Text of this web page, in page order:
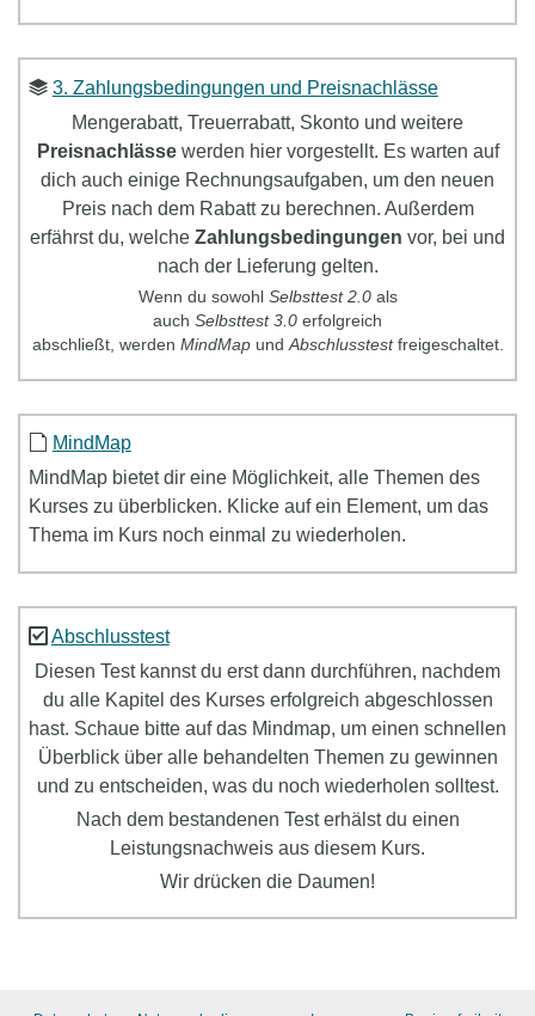
3. Zahlungsbedingungen und Preisnachlässe
Mengerabatt, Treuerrabatt, Skonto und weitere
Preisnachlässewerden hier vorgestellt. Es warten auf
dich auch einige Rechnungsaufgaben, um den neuen
Preis nach dem Rabatt zu berechnen. Außerdem
erfährst du, welche Zahlungsbedingungen vor, bei und
nach der Lieferung gelten.
Wenn du sowohl Selbsttest2.0 als
auch Selbsttest3.0 erfolgreich
abschließt, werden MindMap und Abschlusstest freigeschaltet.
MindMap
MindMap bietet dir eine Möglichkeit, alle Themen des
Kurses zu überblicken. Klicke auf ein Element, um das
Thema im Kurs noch einmal zu wiederholen.
Abschlusstest
Diesen Test kannst du erst dann durchführen, nachdem
du alle Kapitel des Kurses erfolgreich abgeschlossen
hast. Schaue bitte auf das Mindmap, um einen schnellen
Überblick über alle behandelten Themen zu gewinnen
und zu entscheiden, was du noch wiederholen solltest.
Nach dem bestandenen Test erhälst du einen
Leistungsnachweis aus diesem Kurs.
Wir drücken die Daumen!